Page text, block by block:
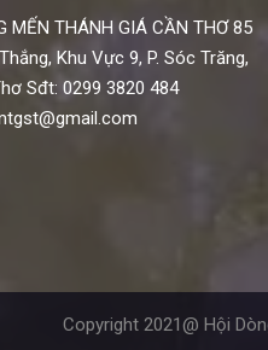
MẾN THÁNH GIÁ CẦN THƠ 85
Khu Vực 9, P. Sóc Trăng,
Sđt: 0299 3820 484
Copyright 2021@ Hội